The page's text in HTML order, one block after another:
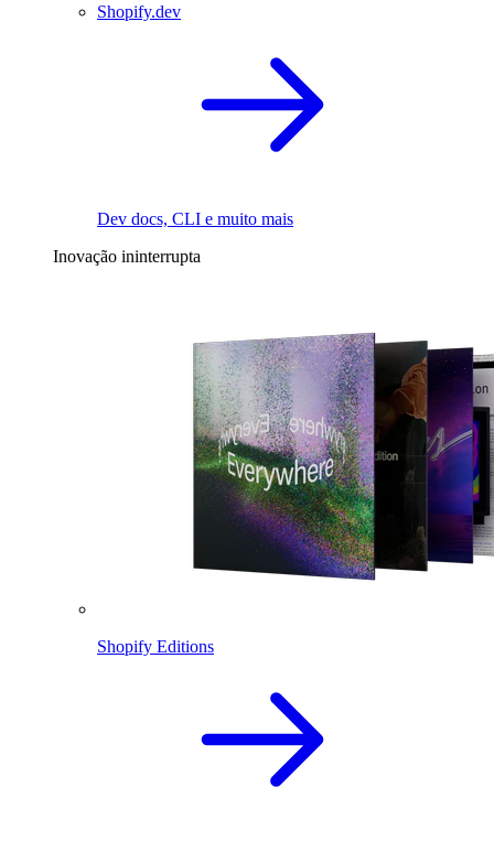
Shopify.dev
Dev docs, CLI e muito mais
Inovação ininterrupta
Shopify Editions